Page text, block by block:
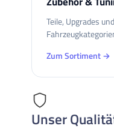
Teile, Upgrades
Zum Sortiment →
Unser